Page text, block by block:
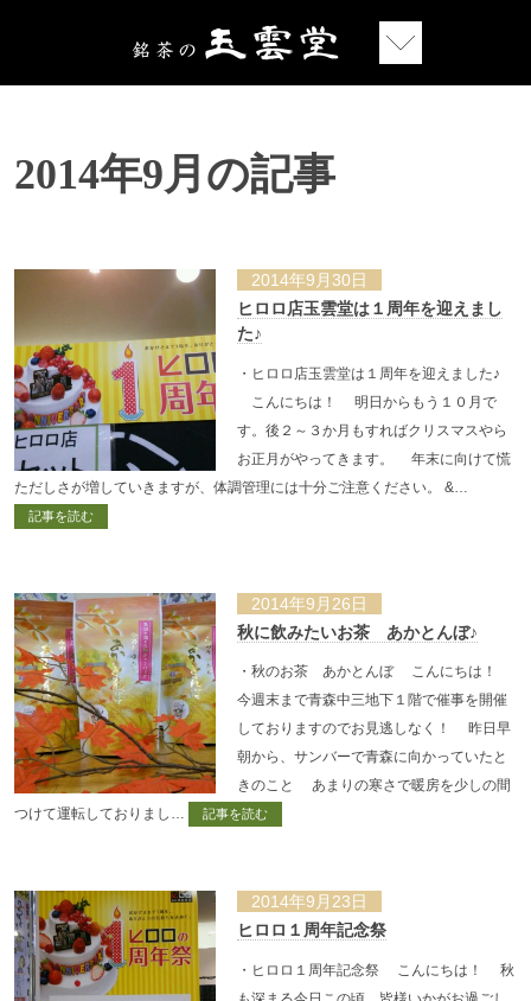
2014年9月の記事
2014年9月30日
ヒロロ店玉雲堂は１周年を迎えまし
た♪
・ヒロロ店玉雲堂は１周年を迎えました♪
こんにちは！ 明日からもう１０月で
す。後２～３か月もすればクリスマスやら
お正月がやってきます。 年末に向けて慌
ただしさが増していきますが、体調管理には十分ご注意ください。 &…
記事を読む
2014年9月26日
秋に飲みたいお茶 あかとんぼ♪
・秋のお茶 あかとんぼ こんにちは！
今週末まで青森中三地下１階で催事を開催
しておりますのでお見逃しなく！ 昨日早
朝から、サンバーで青森に向かっていたと
きのこと あまりの寒さで暖房を少しの間
つけて運転しておりまし…
記事を読む
2014年9月23日
ヒロロ１周年記念祭
・ヒロロ１周年記念祭 こんにちは！ 秋